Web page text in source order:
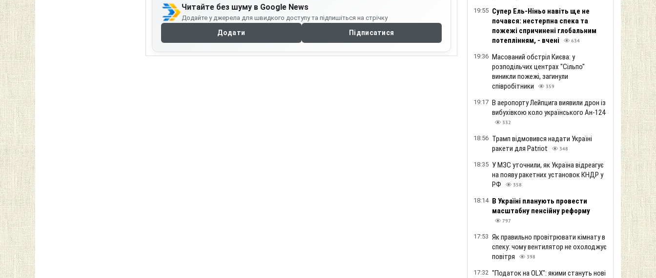
Читайте без шуму в Google News
Додайте у джерела для швидкого доступу та підпишіться на стрічку
Додати Підписатися
19:55 Супер Ель-Ніньо навіть ще не
почався: нестерпна спека та
пожежі спричинені глобальним
потеплінням, - вчені
634
19:36 Масований обстріл Києва: у
розподільчих центрах "Сільпо"
виникли пожежі, загинули
співробітники
359
19:17 В аеропорту Лейпцига виявили дрон із
вибухівкою коло українського Ан-124
332
18:56 Трамп відмовився надати Україні
ракети для Patriot
348
18:35 У МЗС уточнили, як Україна відреагує
на появу ракетних установок КНДР у
РФ
358
18:14 В Україні планують провести
масштабну пенсійну реформу
797
17:53 Як правильно провітрювати кімнату в
спеку: чому вентилятор не охолоджує
повітря
398
17:32 "Податок на OLX": якими стануть нові